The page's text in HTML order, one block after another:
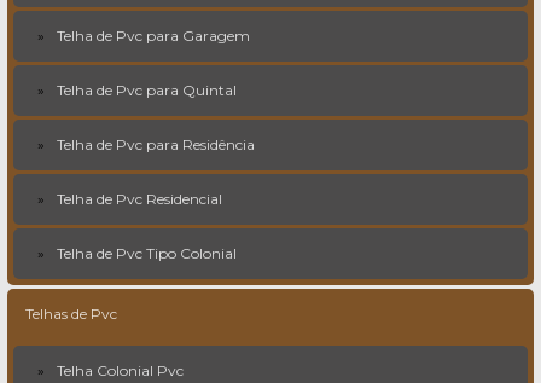
Telha de Pvc para Garagem
Telha de Pvc para Quintal
Telha de Pvc para Residência
Telha de Pvc Residencial
Telha de Pvc Tipo Colonial
Telhas de Pvc
Telha Colonial Pvc